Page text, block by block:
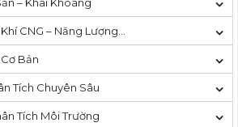
CNG – Năng Lượng…
Bản
Tích Chuyên Sâu
Tích Môi Trường